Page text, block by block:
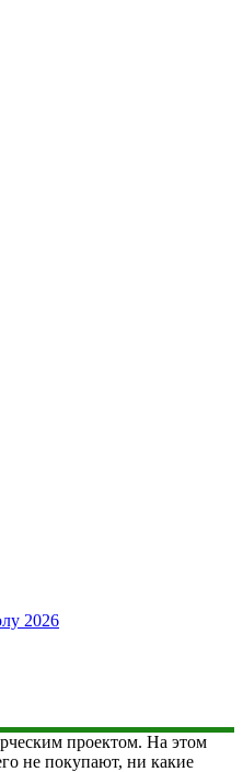
2026
проектом. На этом
не покупают, ни какие